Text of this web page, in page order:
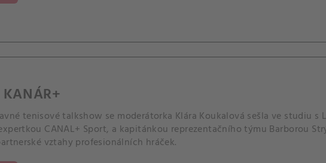
tenisové talkshow se moderátorka Klára Koukalová sešla ve studiu s
CANAL+ Sport, a kapitánkou reprezentačního týmu Barborou
vztahy profesionálních hráček.